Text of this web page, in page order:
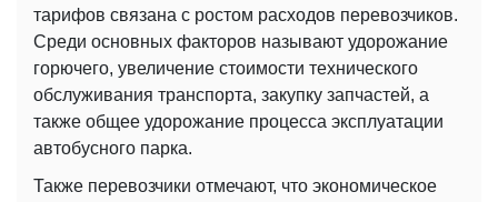
тарифов связана с ростом расходов перевозчиков.
Среди основных факторов называют удорожание
горючего, увеличение стоимости технического
обслуживания транспорта, закупку запчастей, а
также общее удорожание процесса эксплуатации
автобусного парка.
Также перевозчики отмечают, что экономическое